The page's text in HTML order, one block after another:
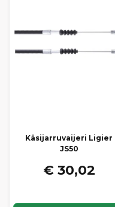
Käsijarruvaijeri Ligier
JS50
€ 30,02